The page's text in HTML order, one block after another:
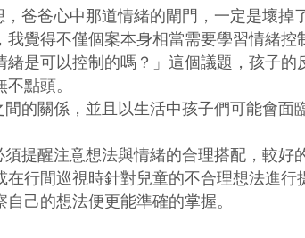
爸爸心中那道情緒的閘門，一定是壞
覺得不僅個案本身相當需要學習情緒
是可以控制的嗎？」這個議題，孩子
點頭。
的關係，並且以生活中孩子們可能會
提醒注意想法與情緒的合理搭配，較好
行間巡視時針對兒童的不合理想法進
己的想法便更能準確的掌握。